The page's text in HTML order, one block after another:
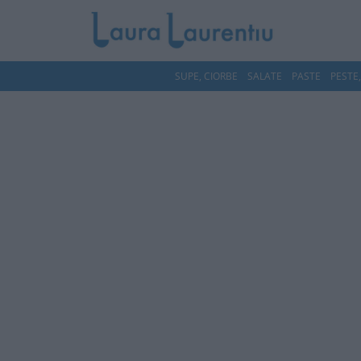
SUPE, CIORBE SALATE PASTE